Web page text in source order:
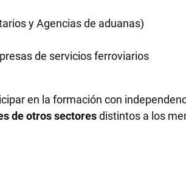
y Agencias de aduanas)
de servicios ferroviarios
en la formación con
de otros sectoresdistintos a los